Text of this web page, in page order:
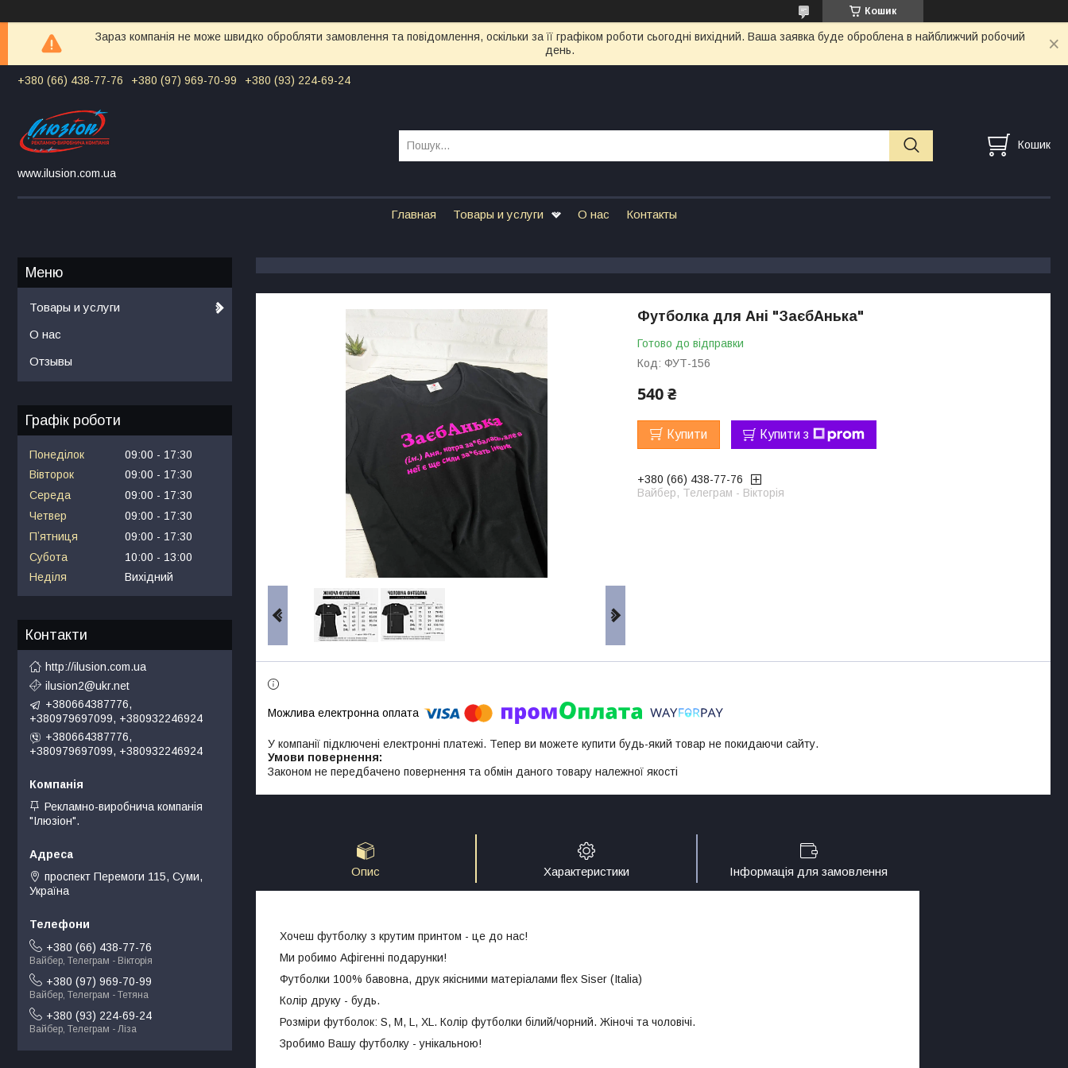
Кошик
Зараз компанія не може швидко обробляти замовлення та повідомлення, оскільки за її графіком роботи сьогодні вихідний. Ваша заявка буде оброблена в найближчий робочий
день.
+380 (66) 438-77-76 +380 (97) 969-70-99 +380 (93) 224-69-24
www.ilusion.com.ua
Кошик
Главная Товары и услуги О нас Контакты
Футболка для Ані "ЗаєбАнька"
Готово до відправки
Код: ФУТ-156
540 ₴
Купити Купити з
+380 (66) 438-77-76
Вайбер, Телеграм - Вікторія
У компанії підключені електронні платежі. Тепер ви можете купити будь-який товар не покидаючи сайту.
Законом не передбачено повернення та обмін даного товару належної якості
Опис Характеристики Інформація для замовлення
Хочеш футболку з крутим принтом - це до нас!
Ми робимо Афігенні подарунки!
Футболки 100% бавовна, друк якісними матеріалами flex Siser (Italia)
Колір друку - будь.
Розміри футболок: S, M, L, XL. Колір футболки білий/чорний. Жіночі та чоловічі.
Зробимо Вашу футболку - унікальною!
Товары и услуги
О нас
Отзывы
Графік роботи
Понеділок 09:00
17:30
Вівторок
09:00
17:30
Середа
09:00
17:30
Четвер
09:00
17:30
Пʼятниця
09:00
17:30
Субота
10:00
13:00
Неділя
Вихідний
Контакти
http://ilusion.com.ua
ilusion2@ukr.net
+380664387776,
+380979697099, +380932246924
+380664387776,
+380979697099, +380932246924
Рекламно-виробнича компанія
"Ілюзіон".
проспект Перемоги 115, Суми,
Україна
+380 (66) 438-77-76
Вайбер, Телеграм - Вікторія
+380 (97) 969-70-99
Вайбер, Телеграм - Тетяна
+380 (93) 224-69-24
Вайбер, Телеграм - Ліза